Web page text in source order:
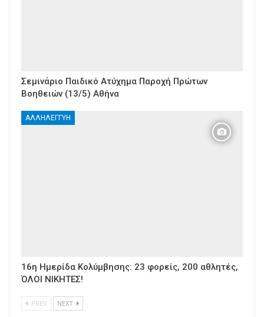
Σεμινάριο Παιδικό Ατύχημα Παροχή Πρώτων
Βοηθειών (13/5) Αθήνα
ΑΛΛΗΛΕΓΓΎΗ
16η Ημερίδα Κολύμβησης: 23 φορείς, 200 αθλητές,
ΌΛΟΙ ΝΙΚΗΤΕΣ!
PREV NEXT